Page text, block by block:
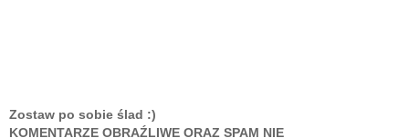
Zostaw po sobie ślad :)
KOMENTARZE OBRAŹLIWE ORAZ SPAM NIE